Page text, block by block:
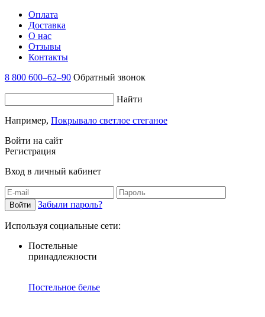
Оплата
Доставка
О нас
Отзывы
Контакты
8 800 600–62–90 Обратный звонок
Найти
Например, Покрывало светлое стеганое
Войти на сайт
Регистрация
Вход в личный кабинет
Забыли пароль?
Используя социальные сети:
Постельные
принадлежности
Постельное белье